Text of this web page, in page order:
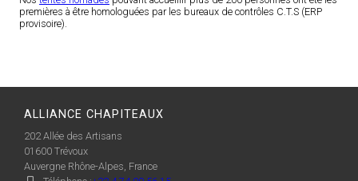
premières à être homologuées par les bureaux de contrôles C.T.S (ERP
provisoire).
ALLIANCE CHAPITEAUX
202 Allée des Artisans
01600 Trévoux
Auvergne Rhône-Alpes, France